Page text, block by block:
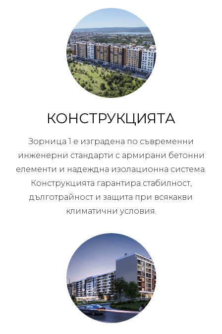
КОНСТРУКЦИЯТА
Зорница 1 е изградена по съвременни
инженерни стандарти с армирани бетонни
елементи и надеждна изолационна система.
Конструкцията гарантира стабилност,
дълготрайност и защита при всякакви
климатични условия.